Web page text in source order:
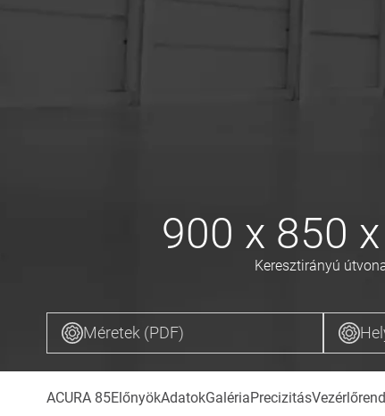
900 x 850
Keresztirányú
Méretek (PDF)
ACURA 85ElőnyökAdatokGalériaPrecizitás